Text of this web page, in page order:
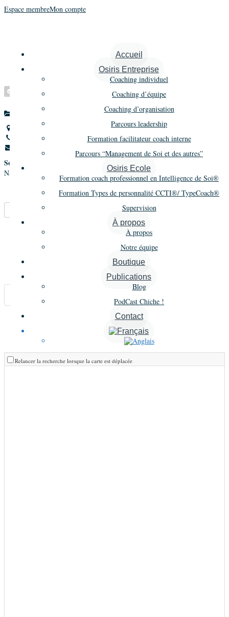
Espace membreMon compte
Accueil
Osiris Entreprise
Coaching individuel
Coaching d’équipe
Coaching d’organisation
Parcours leadership
Formation facilitateur coach interne
Parcours “Management de Soi et des autres”
Osiris Ecole
Formation coach professionnel en Intelligence de Soi®
Formation Types de personnalité CCTI®/ TypeCoach®
Supervision
À propos
À propos
Notre équipe
Boutique
Publications
Blog
PodCast Chiche !
Contact
Syriani Natalie
Promo 20
5 allée du Hameau St-Jean,Orléans,France
06 50 92 62 77
Société
NS Conseil et Formation
Marque-pages
Carte
Annonces similaires
Grille Carte
Relancer la recherche lorsque la carte est déplacée